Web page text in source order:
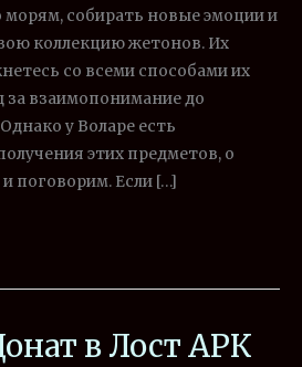
морям, собирать новые эмоции и
коллекцию жетонов. Их
со всеми способами их
за взаимопонимание до
у Воларе есть
этих предметов, о
поговорим. Если […]
в Лост АРК